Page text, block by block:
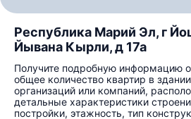
Республика Марий Эл, г
Йывана Кырли, д 17а
Получите подробную информацию
общее количество квартир в
организаций или компаний,
детальные характеристики
постройки, этажность, тип